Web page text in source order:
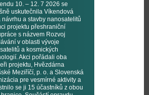
10. – 12. 7 2026 se
uskutečnila Víkendová
návrhu a stavby nanosatelitů
projektu přeshraniční
s názvem Rozvoj
v oblasti vývoje
a kosmických
Akci pořádali oba
projektu, Hvězdárna
Meziříčí, p. o. a Slovenská
pre vesmírné aktivity a
se ji 15 účastníků z obou